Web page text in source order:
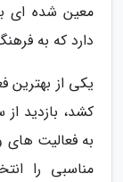
معین شده ای
دارد که به
یکی از بهترین
کشد، بازدید
به فعالیت های
مناسبی را